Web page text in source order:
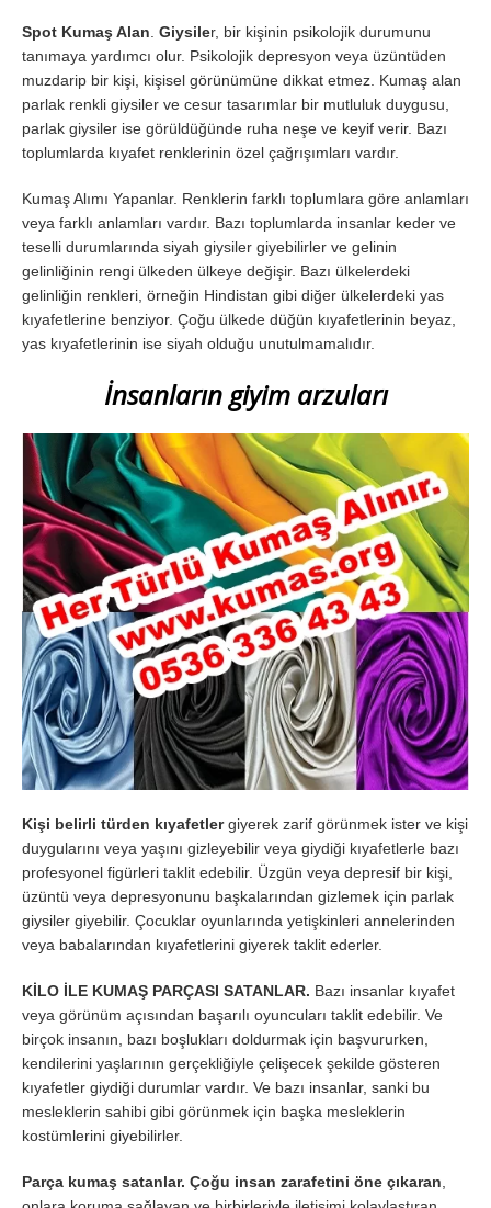
Spot Kumaş Alan Giysiler, bir kişinin psikolojik durumunu
tanımaya yardımcı olur. Psikolojik depresyon veya üzüntüden
muzdarip bir kişi, kişisel görünümüne dikkat etmez. Kumaş alan
parlak renkli giysiler ve cesur tasarımlar bir mutluluk duygusu,
parlak giysiler ise görüldüğünde ruha neşe ve keyif verir. Bazı
toplumlarda kıyafet renklerinin özel çağrışımları vardır.
Kumaş Alımı Yapanlar. Renklerin farklı toplumlara göre anlamları
veya farklı anlamları vardır. Bazı toplumlarda insanlar keder ve
teselli durumlarında siyah giysiler giyebilirler ve gelinin
gelinliğinin rengi ülkeden ülkeye değişir. Bazı ülkelerdeki
gelinliğin renkleri, örneğin Hindistan gibi diğer ülkelerdeki yas
kıyafetlerine benziyor. Çoğu ülkede düğün kıyafetlerinin beyaz,
yas kıyafetlerinin ise siyah olduğu unutulmamalıdır.
İnsanların giyim arzuları
Kişi belirli türden kıyafetlergiyerek zarif görünmek ister ve kişi
duygularını veya yaşını gizleyebilir veya giydiği kıyafetlerle bazı
profesyonel figürleri taklit edebilir. Üzgün ​​veya depresif bir kişi,
üzüntü veya depresyonunu başkalarından gizlemek için parlak
giysiler giyebilir. Çocuklar oyunlarında yetişkinleri annelerinden
veya babalarından kıyafetlerini giyerek taklit ederler.
KİLO İLE KUMAŞ PARÇASI SATANLAR. Bazı insanlar kıyafet
veya görünüm açısından başarılı oyuncuları taklit edebilir. Ve
birçok insanın, bazı boşlukları doldurmak için başvururken,
kendilerini yaşlarının gerçekliğiyle çelişecek şekilde gösteren
kıyafetler giydiği durumlar vardır. Ve bazı insanlar, sanki bu
mesleklerin sahibi gibi görünmek için başka mesleklerin
kostümlerini giyebilirler.
Parça kumaş satanlar. Çoğu insan zarafetini öne çıkaran